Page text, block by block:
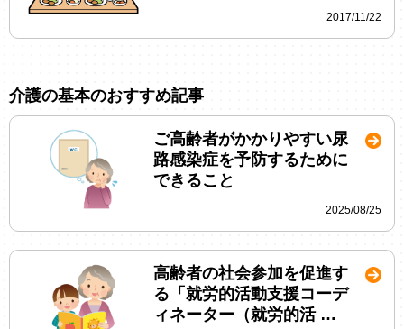
2017/11/22
介護の基本のおすすめ記事
ご高齢者がかかりやすい尿
路感染症を予防するために
できること
2025/08/25
高齢者の社会参加を促進す
る「就労的活動支援コーデ
ィネーター（就労的活 …